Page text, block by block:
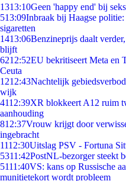
1313:10Geen 'happy end' bij
513:09Inbraak bij Haagse
sigaretten
1413:06Benzineprijs daalt
blijft
6212:52EU bekritiseert Meta en
Ceuta
1212:43Nachtelijk
wijk
4112:39XR blokkeert A12 ruim
aanhouding
812:37Vrouw krijgt door
ingebracht
1112:30Uitslag PSV - Fortuna
5311:42PostNL-bezorger steekt
5111:40VS: kans op Russische
munitietekort wordt probleem